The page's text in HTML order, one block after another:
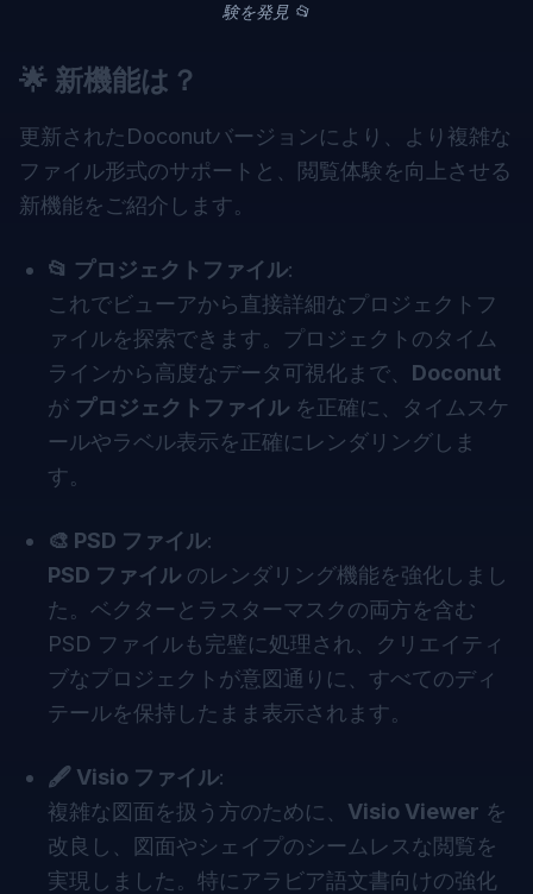
験を発見 📂
🌟 新機能は？
更新されたDoconutバージョンにより、より複雑な
ファイル形式のサポートと、閲覧体験を向上させる
新機能をご紹介します。
📂 プロジェクトファイル:
これでビューアから直接詳細なプロジェクトフ
ァイルを探索できます。プロジェクトのタイム
ラインから高度なデータ可視化まで、 Doconut
が プロジェクトファイル を正確に、タイムスケ
ールやラベル表示を正確にレンダリングしま
す。
🎨 PSD ファイル:
PSD ファイル のレンダリング機能を強化しまし
た。ベクターとラスターマスクの両方を含む
PSD ファイルも完璧に処理され、クリエイティ
ブなプロジェクトが意図通りに、すべてのディ
テールを保持したまま表示されます。
🖋 Visio ファイル:
複雑な図面を扱う方のために、 Visio Viewer を
改良し、図面やシェイプのシームレスな閲覧を
実現しました。特にアラビア語文書向けの強化